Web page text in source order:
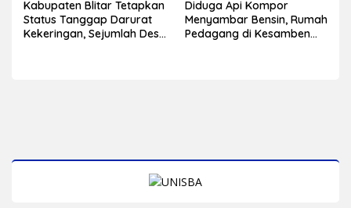
Kabupaten Blitar Tetapkan
Status Tanggap Darurat
Kekeringan, Sejumlah Desa
Diduga Api Kompor
Menyambar Bensin, Rumah
Pedagang di Kesamben